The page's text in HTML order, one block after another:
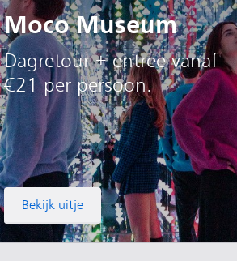
Moco Museum
Dagretour + entree vanaf
€21 per persoon.
Bekijk uitje